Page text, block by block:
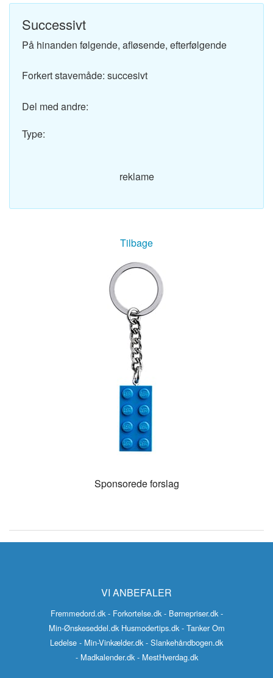
Successivt
På hinanden følgende, afløsende, efterfølgende
Forkert stavemåde: succesivt
Del med andre:
Type:
reklame
Tilbage
Sponsorede forslag
VI ANBEFALER
Fremmedord.dk - Forkortelse.dk - Børnepriser.dk -
Min-Ønskeseddel.dk Husmodertips.dk - Tanker Om
Ledelse - Min-Vinkælder.dk - Slankehåndbogen.dk
- Madkalender.dk - MestHverdag.dk